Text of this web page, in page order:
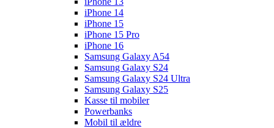
iPhone 14
iPhone 15
iPhone 15 Pro
iPhone 16
Samsung Galaxy A54
Samsung Galaxy S24
Samsung Galaxy S24 Ultra
Samsung Galaxy S25
Kasse til mobiler
Powerbanks
Mobil til ældre